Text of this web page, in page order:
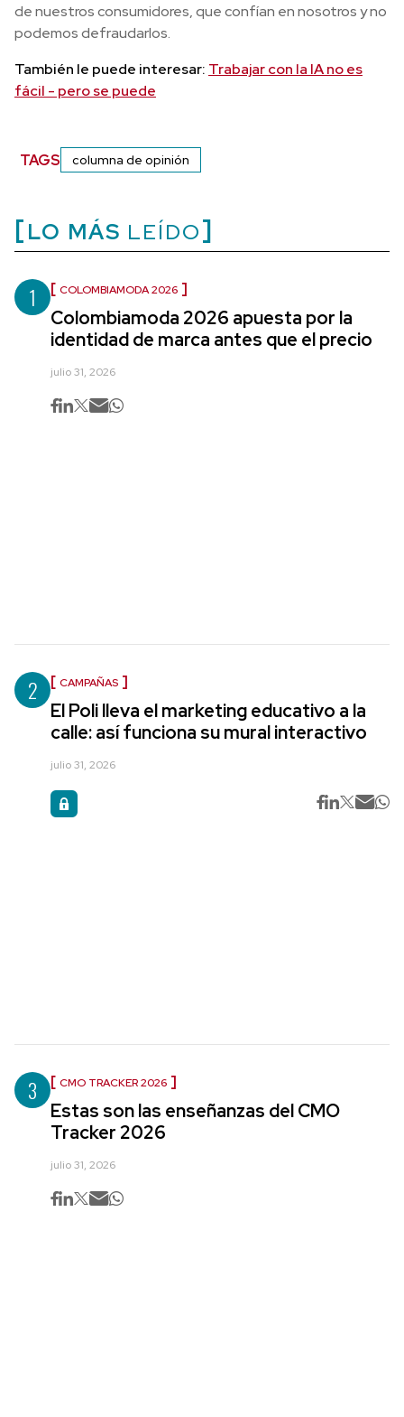
de nuestros consumidores, que confían en nosotros y no
podemos defraudarlos.
También le puede interesar: Trabajar con la IA no es
fácil - pero se puede
TAGS columna de opinión
LO MÁS LEÍDO
1 COLOMBIAMODA 2026
Colombiamoda 2026 apuesta por la
identidad de marca antes que el precio
julio 31, 2026
2 CAMPAÑAS
El Poli lleva el marketing educativo a la
calle: así funciona su mural interactivo
julio 31, 2026
3 CMO TRACKER 2026
Estas son las enseñanzas del CMO
Tracker 2026
julio 31, 2026